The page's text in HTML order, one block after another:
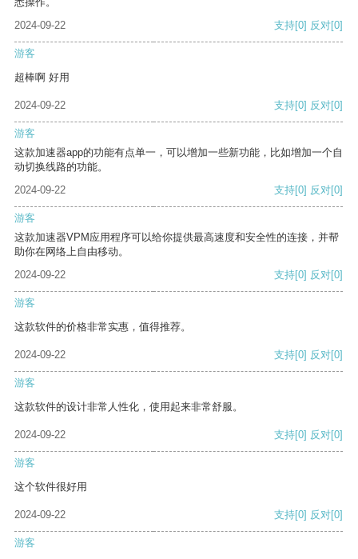
2024-09-22
支持[0] 反对[0]
游客
超棒啊 好用
2024-09-22 支持[0] 反对[0]
游客
这款加速器app的功能有点单一，可以增加一些新功能，比如增加一个自
动切换线路的功能。
2024-09-22
支持[0] 反对[0]
游客
这款加速器VPM应用程序可以给你提供最高速度和安全性的连接，并帮
助你在网络上自由移动。
2024-09-22
支持[0] 反对[0]
游客
这款软件的价格非常实惠，值得推荐。
2024-09-22 支持[0] 反对[0]
游客
这款软件的设计非常人性化，使用起来非常舒服。
2024-09-22 支持[0] 反对[0]
游客
这个软件很好用
2024-09-22 支持[0] 反对[0]
游客